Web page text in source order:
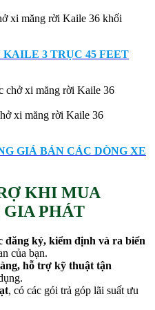
xi măng rời Kaile 36 khối
3 TRỤC 45 FEET
xi măng rời Kaile 36
GIÁ BÁN CÁC DÒNG XE
KHI MUA
PHÁT
ký, kiểm định và ra biển
của bạn.
hỗ trợ kỹ thuật tận
, có các gói trả góp lãi suất ưu